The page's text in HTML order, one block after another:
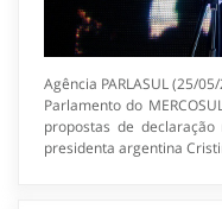
Agência PARLASUL (25/
Parlamento do
propostas de
presidenta argentina